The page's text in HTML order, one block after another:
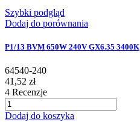
Szybki podgląd
Dodaj do porównania
P1/13 BVM 650W 240V GX6.35 3400K
64540-240
41,52 zł
4 Recenzje
Dodaj do koszyka